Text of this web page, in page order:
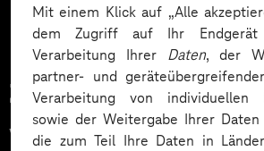
Mit einem Klick auf „Alle
dem Zugriff auf Ihr
Verarbeitung Ihrer Daten, der
partner- und
Verarbeitung von individuellen
sowie der Weitergabe Ihrer
die zum Teil Ihre Daten in
Zahlreiche
vertrauen auf